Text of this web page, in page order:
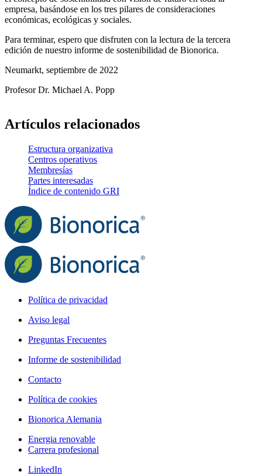
empresa, basándose en los tres pilares de consideraciones
económicas, ecológicas y sociales.
Para terminar, espero que disfruten con la lectura de la tercera
edición de nuestro informe de sostenibilidad de Bionorica.
Neumarkt, septiembre de 2022
Profesor Dr. Michael A. Popp
Artículos relacionados
Estructura organizativa
Centros operativos
Membresías
Partes interesadas
Índice de contenido GRI
Política de privacidad
Aviso legal
Preguntas Frecuentes
Informe de sostenibilidad
Contacto
Política de cookies
Bionorica Alemania
Energia renovable
Carrera profesional
LinkedIn